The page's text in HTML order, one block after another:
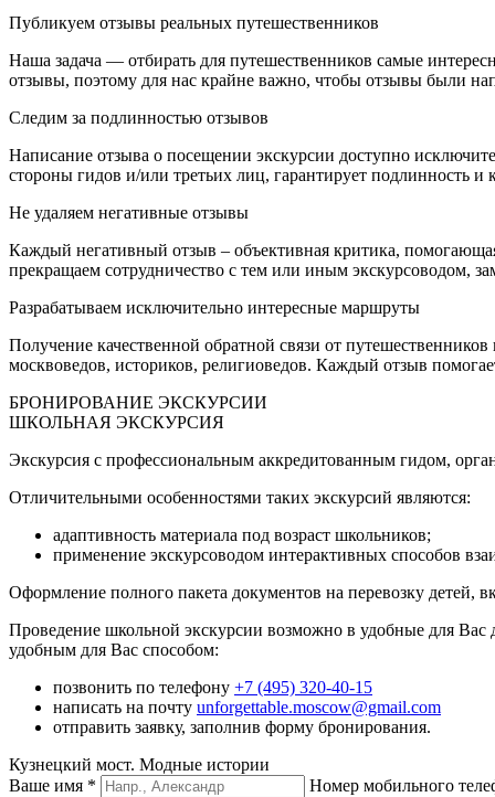
Публикуем отзывы реальных путешественников
Наша задача — отбирать для путешественников самые
отзывы, поэтому для нас крайне важно, чтобы отзывы были
Следим за подлинностью отзывов
Написание отзыва о посещении экскурсии доступно
стороны гидов и/или третьих лиц, гарантирует подлинность и
Не удаляем негативные отзывы
Каждый негативный отзыв – объективная критика,
прекращаем сотрудничество с тем или иным экскурсоводом,
Разрабатываем исключительно интересные маршруты
Получение качественной обратной связи от
москвоведов, историков, религиоведов. Каждый отзыв
БРОНИРОВАНИЕ ЭКСКУРСИИ
ШКОЛЬНАЯ ЭКСКУРСИЯ
Экскурсия с профессиональным аккредитованным гидом,
Отличительными особенностями таких экскурсий являются:
адаптивность материала под возраст школьников;
применение экскурсоводом интерактивных способов
Оформление полного пакета документов на перевозку детей,
Проведение школьной экскурсии возможно в удобные для
удобным для Вас способом:
позвонить по телефону +7 (495) 320-40-15
написать на почту unforgettable.moscow@gmail.com
отправить заявку, заполнив форму бронирования.
Кузнецкий мост. Модные истории
Ваше имя *
Номер мобильного